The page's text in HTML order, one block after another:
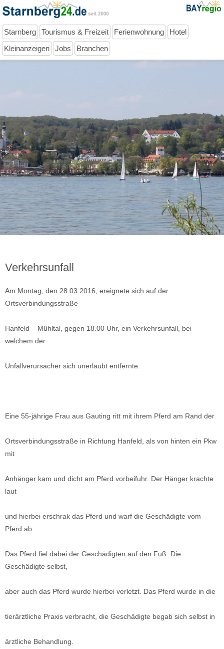
Starnberg Tourismus & Freizeit Ferienwohnung
Hotel
Kleinanzeigen
Jobs Branchen
Verkehrsunfall
Am Montag, den 28.03.2016, ereignete sich auf der
Ortsverbindungsstraße
Hanfeld – Mühltal, gegen 18.00 Uhr, ein Verkehrsunfall, bei
welchem der
Unfallverursacher sich unerlaubt entfernte.
Eine 55-jährige Frau aus Gauting ritt mit ihrem Pferd am Rand der
Ortsverbindungsstraße in Richtung Hanfeld, als von hinten ein Pkw
mit
Anhänger kam und dicht am Pferd vorbeifuhr. Der Hänger krachte
laut
und hierbei erschrak das Pferd und warf die Geschädigte vom
Pferd ab.
Das Pferd fiel dabei der Geschädigten auf den Fuß. Die
Geschädigte selbst,
aber auch das Pferd wurde hierbei verletzt. Das Pferd wurde in die
tierärztliche Praxis verbracht, die Geschädigte begab sich selbst in
ärztliche Behandlung.